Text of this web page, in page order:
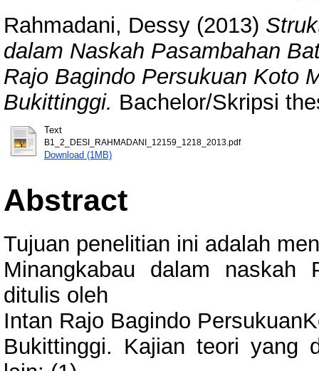
Rahmadani, Dessy (2013)
dalam Naskah Pasambahan
Rajo Bagindo Persukuan Koto
Bukittinggi. Bachelor/Skripsi
Text
B1_2_DESI_RAHMADANI_12159_1218_2013.pdf
Download (1MB)
Abstract
Tujuan penelitian ini adalah
Minangkabau dalam naskah
ditulis oleh
Intan Rajo Bagindo
Bukittinggi. Kajian teori yang